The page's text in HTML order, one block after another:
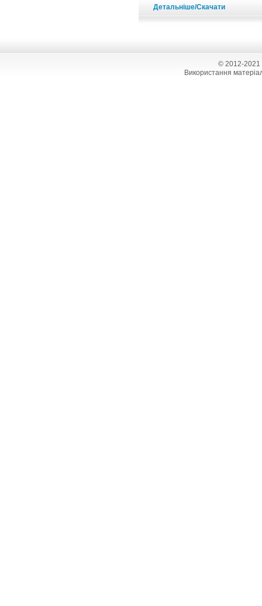
Детальніше/Скачати
© 2012-2021
Використання